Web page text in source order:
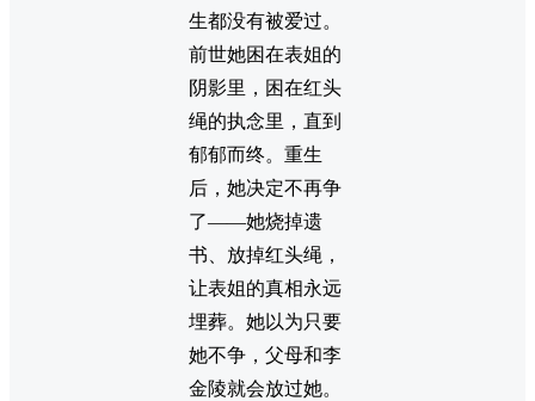
生都没有被爱过。
前世她困在表姐的
阴影里，困在红头
绳的执念里，直到
郁郁而终。重生
后，她决定不再争
了——她烧掉遗
书、放掉红头绳，
让表姐的真相永远
埋葬。她以为只要
她不争，父母和李
金陵就会放过她。